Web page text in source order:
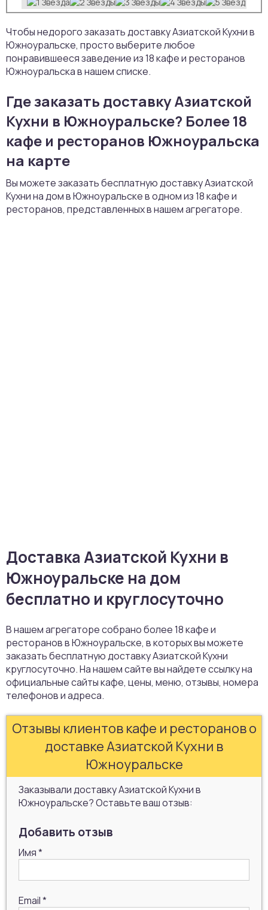
Чтобы недорого заказать доставку Азиатской Кухни в
Южноуральске, просто выберите любое
понравившееся заведение из 18 кафе и ресторанов
Южноуральска в нашем списке.
Где заказать доставку Азиатской
Кухни в Южноуральске? Более 18
кафе и ресторанов Южноуральска
на карте
Вы можете заказать бесплатную доставку Азиатской
Кухни на дом в Южноуральске в одном из 18 кафе и
ресторанов, представленных в нашем агрегаторе.
Доставка Азиатской Кухни в
Южноуральске на дом
бесплатно и круглосуточно
В нашем агрегаторе собрано более 18 кафе и
ресторанов в Южноуральске, в которых вы можете
заказать бесплатную доставку Азиатской Кухни
круглосуточно. На нашем сайте вы найдете ссылку на
официальные сайты кафе, цены, меню, отзывы, номера
телефонов и адреса.
Отзывы клиентов кафе и ресторанов о
доставке Азиатской Кухни в
Южноуральске
Заказывали доставку Азиатской Кухни в
Южноуральске? Оставьте ваш отзыв:
Добавить отзыв
Имя*
Email*